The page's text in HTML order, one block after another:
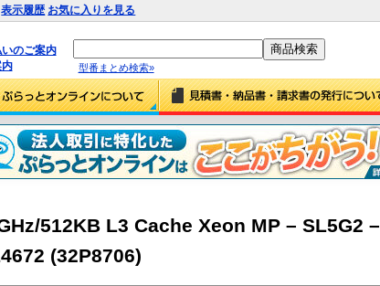
表示履歴 お気に入りを見る
のご案内
型番まとめ検索»
512KB L3 Cache Xeon MP – SL5G2 –
(32P8706)